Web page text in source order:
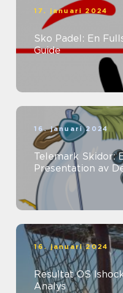
17. januari 2024
Sko Padel: En
Guide
16. januari 2024
Telemark Skidor:
Presentation av
16. januari 2024
Resultat OS
Analys